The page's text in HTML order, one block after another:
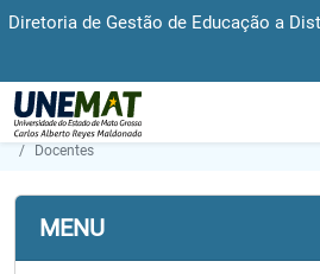
Diretoria de Gestão de Educação a
Página Inicial
Docentes
MENU